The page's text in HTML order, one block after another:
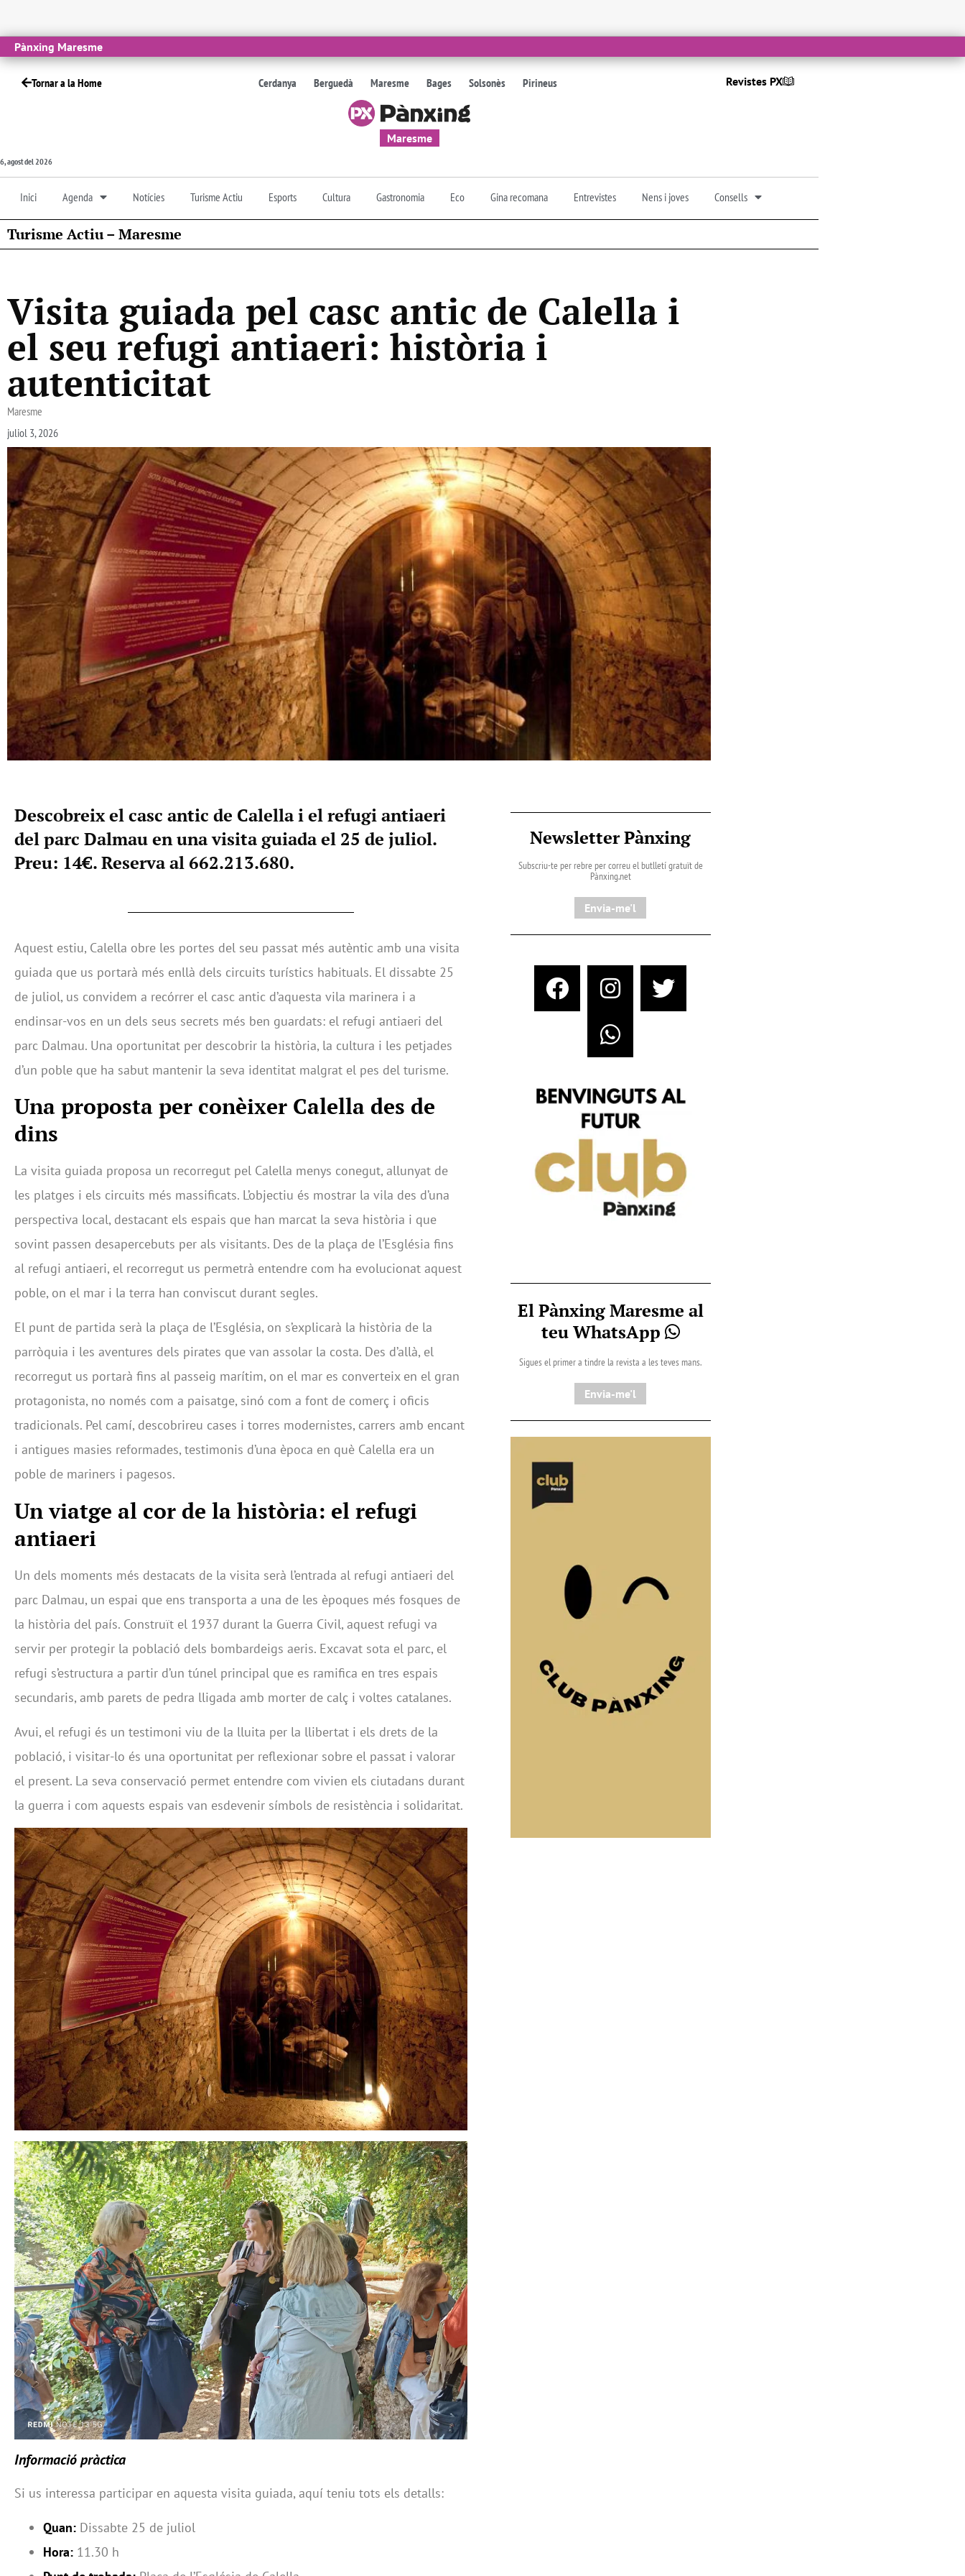
Pànxing Maresme
Tornar a la Home Cerdanya Berguedà Maresme Bages Solsonès Pirineus Revistes PX
Maresme
6, agost del 2026
Inici Agenda Notícies Turisme Actiu Esports Cultura Gastronomia Eco Gina recomana Entrevistes Nens i joves Consells
Turisme Actiu – Maresme
Visita guiada pel casc antic de Calella i
el seu refugi antiaeri: història i
autenticitat
Maresme
juliol 3, 2026
Descobreix el casc antic de Calella i el refugi antiaeri
del parc Dalmau en una visita guiada el 25 de juliol.
Preu: 14€. Reserva al 662.213.680.
Aquest estiu, Calella obre les portes del seu passat més autèntic amb una visita
guiada que us portarà més enllà dels circuits turístics habituals. El dissabte 25
de juliol, us convidem a recórrer el casc antic d’aquesta vila marinera i a
endinsar-vos en un dels seus secrets més ben guardats: el refugi antiaeri del
parc Dalmau. Una oportunitat per descobrir la història, la cultura i les petjades
d’un poble que ha sabut mantenir la seva identitat malgrat el pes del turisme.
Una proposta per conèixer Calella des de
dins
La visita guiada proposa un recorregut pel Calella menys conegut, allunyat de
les platges i els circuits més massificats. L’objectiu és mostrar la vila des d’una
perspectiva local, destacant els espais que han marcat la seva història i que
sovint passen desapercebuts per als visitants. Des de la plaça de l’Església fins
al refugi antiaeri, el recorregut us permetrà entendre com ha evolucionat aquest
poble, on el mar i la terra han conviscut durant segles.
El punt de partida serà la plaça de l’Església, on s’explicarà la història de la
parròquia i les aventures dels pirates que van assolar la costa. Des d’allà, el
recorregut us portarà fins al passeig marítim, on el mar es converteix en el gran
protagonista, no només com a paisatge, sinó com a font de comerç i oficis
tradicionals. Pel camí, descobrireu cases i torres modernistes, carrers amb encant
i antigues masies reformades, testimonis d’una època en què Calella era un
poble de mariners i pagesos.
Un viatge al cor de la història: el refugi
antiaeri
Un dels moments més destacats de la visita serà l’entrada al refugi antiaeri del
parc Dalmau, un espai que ens transporta a una de les èpoques més fosques de
la història del país. Construït el 1937 durant la Guerra Civil, aquest refugi va
servir per protegir la població dels bombardeigs aeris. Excavat sota el parc, el
refugi s’estructura a partir d’un túnel principal que es ramifica en tres espais
secundaris, amb parets de pedra lligada amb morter de calç i voltes catalanes.
Avui, el refugi és un testimoni viu de la lluita per la llibertat i els drets de la
població, i visitar-lo és una oportunitat per reflexionar sobre el passat i valorar
el present. La seva conservació permet entendre com vivien els ciutadans durant
la guerra i com aquests espais van esdevenir símbols de resistència i solidaritat.
Informació pràctica
Si us interessa participar en aquesta visita guiada, aquí teniu tots els detalls:
Quan: Dissabte 25 de juliol
Hora: 11.30 h
Newsletter Pànxing
Subscriu-te per rebre per correu el butlletí gratuït de
Pànxing.net​
Envia-me'l
El Pànxing Maresme al
teu WhatsApp
Sigues el primer a tindre la revista a les teves mans.
Envia-me'l